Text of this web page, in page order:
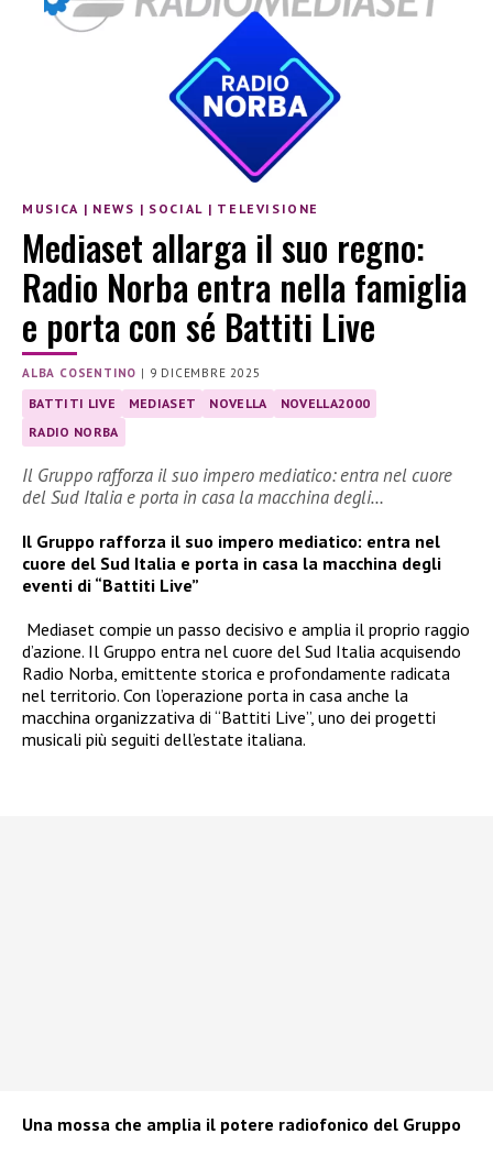
MUSICA | NEWS | SOCIAL | TELEVISIONE
Mediaset allarga il suo regno:
Radio Norba entra nella famiglia
e porta con sé Battiti Live
ALBA COSENTINO | 9 DICEMBRE 2025
BATTITI LIVE MEDIASET NOVELLA
NOVELLA2000
RADIO NORBA
Il Gruppo rafforza il suo impero mediatico: entra nel cuore
del Sud Italia e porta in casa la macchina degli…
Il Gruppo rafforza il suo impero mediatico: entra nel
cuore del Sud Italia e porta in casa la macchina degli
eventi di “Battiti Live”
Mediaset compie un passo decisivo e amplia il proprio raggio
d’azione. Il Gruppo entra nel cuore del Sud Italia acquisendo
Radio Norba, emittente storica e profondamente radicata
nel territorio. Con l’operazione porta in casa anche la
macchina organizzativa di “Battiti Live”, uno dei progetti
musicali più seguiti dell’estate italiana.
Una mossa che amplia il potere radiofonico del Gruppo